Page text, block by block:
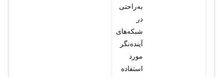
به‌راحتی
در
شبکه‌های
آینده‌نگر
مورد
استفاده